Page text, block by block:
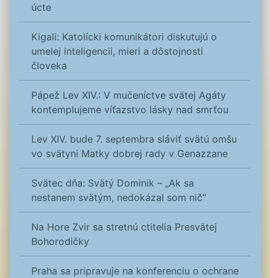
úcte
Kigali: Katolícki komunikátori diskutujú o
umelej inteligencii, mieri a dôstojnosti
človeka
Pápež Lev XIV.: V mučeníctve svätej Agáty
kontemplujeme víťazstvo lásky nad smrťou
Lev XIV. bude 7. septembra sláviť svätú omšu
vo svätyni Matky dobrej rady v Genazzane
Svätec dňa: Svätý Dominik – „Ak sa
nestanem svätým, nedokázal som nič“
Na Hore Zvir sa stretnú ctitelia Presvätej
Bohorodičky
Praha sa pripravuje na konferenciu o ochrane